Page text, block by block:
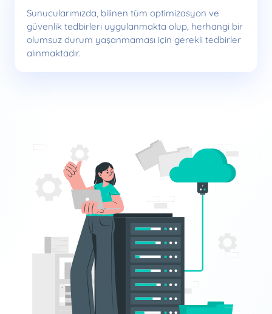
Sunucularımızda, bilinen tüm optimizasyon ve
güvenlik tedbirleri uygulanmakta olup, herhangi bir
olumsuz durum yaşanmaması için gerekli tedbirler
alınmaktadır.